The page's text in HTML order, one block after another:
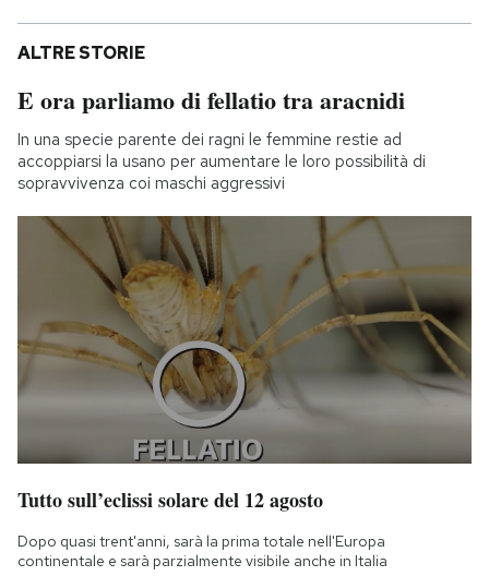
ALTRE STORIE
E ora parliamo di fellatio tra aracnidi
In una specie parente dei ragni le femmine restie ad
accoppiarsi la usano per aumentare le loro possibilità di
sopravvivenza coi maschi aggressivi
Tutto sull’eclissi solare del 12 agosto
Dopo quasi trent'anni, sarà la prima totale nell'Europa
continentale e sarà parzialmente visibile anche in Italia